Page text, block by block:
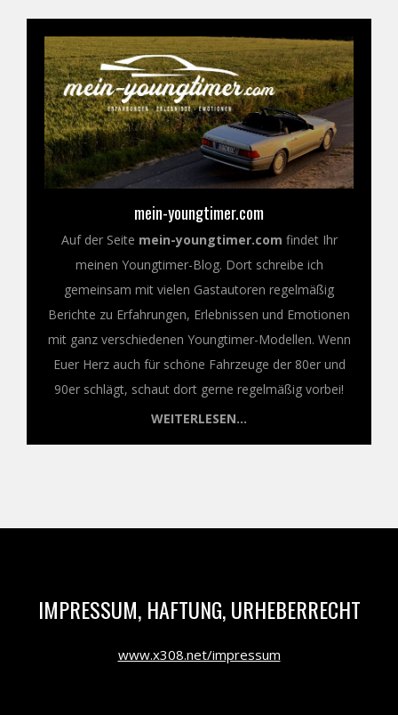
mein-youngtimer.com
Auf der Seite mein-youngtimer.com findet Ihr
meinen Youngtimer-Blog. Dort schreibe ich
gemeinsam mit vielen Gastautoren regelmäßig
Berichte zu Erfahrungen, Erlebnissen und Emotionen
mit ganz verschiedenen Youngtimer-Modellen. Wenn
Euer Herz auch für schöne Fahrzeuge der 80er und
90er schlägt, schaut dort gerne regelmäßig vorbei!
WEITERLESEN...
IMPRESSUM, HAFTUNG, URHEBERRECHT
www.x308.net/impressum